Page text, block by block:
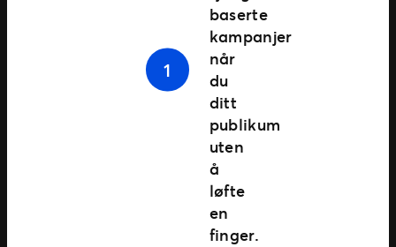
baserte
kampanjer
når
du
ditt
publikum
uten
å
løfte
en
finger.